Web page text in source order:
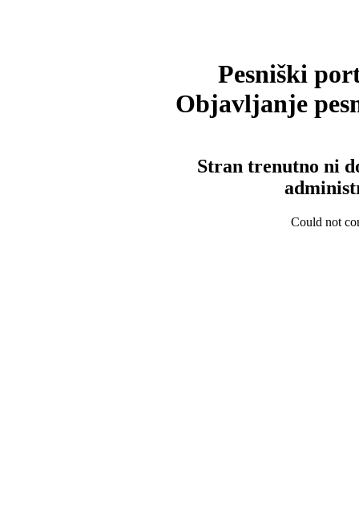
Pesniški
Objavljanje
Stran trenutno ni
Could not